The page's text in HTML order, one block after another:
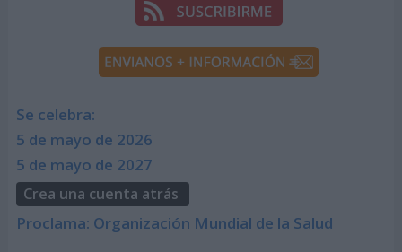
Se celebra:
5 de mayo de 2026
5 de mayo de 2027
Crea una cuenta atrás
Proclama: Organización Mundial de la Salud